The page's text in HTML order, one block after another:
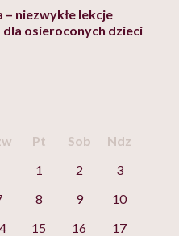
niezwykłe lekcje
osieroconych dzieci
Pt Sob
Ndz
1
2
3
8 9
10
15 16
17